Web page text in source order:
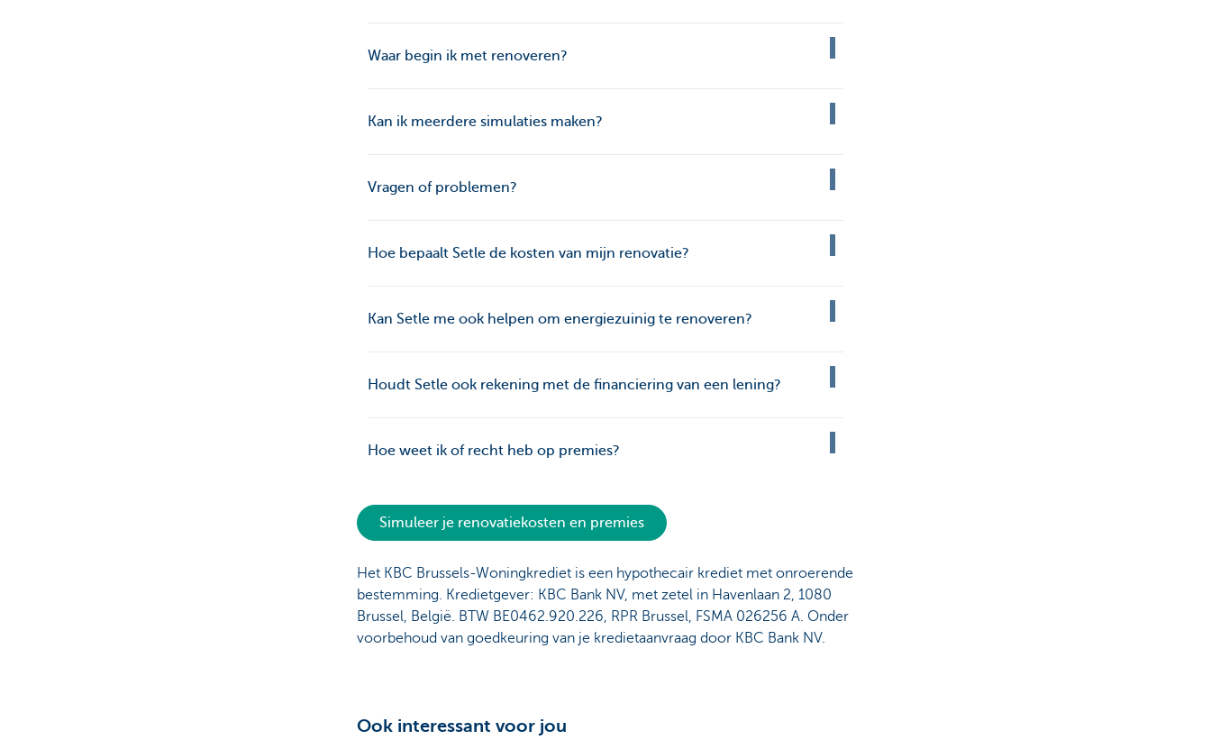
Waar begin ik met renoveren?
Kan ik meerdere simulaties maken?
Vragen of problemen?
Hoe bepaalt Setle de kosten van mijn renovatie?
Kan Setle me ook helpen om energiezuinig te renoveren?
Houdt Setle ook rekening met de financiering van een lening?
Hoe weet ik of recht heb op premies?
Simuleer je renovatiekosten en premies
Het KBC Brussels-Woningkrediet is een hypothecair krediet met onroerende
bestemming. Kredietgever: KBC Bank NV, met zetel in Havenlaan 2, 1080
Brussel, België. BTW BE0462.920.226, RPR Brussel, FSMA 026256 A. Onder
voorbehoud van goedkeuring van je kredietaanvraag door KBC Bank NV.
Ook interessant voor jou